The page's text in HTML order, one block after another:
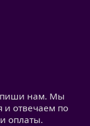
нам. Мы
и отвечаем по
оплаты.